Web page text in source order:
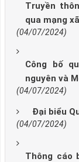
Truyền
qua mạng
(04/07/2024)
Công bố
nguyên và
(04/07/2024)
Đại biểu
(04/07/2024)
Thông cáo